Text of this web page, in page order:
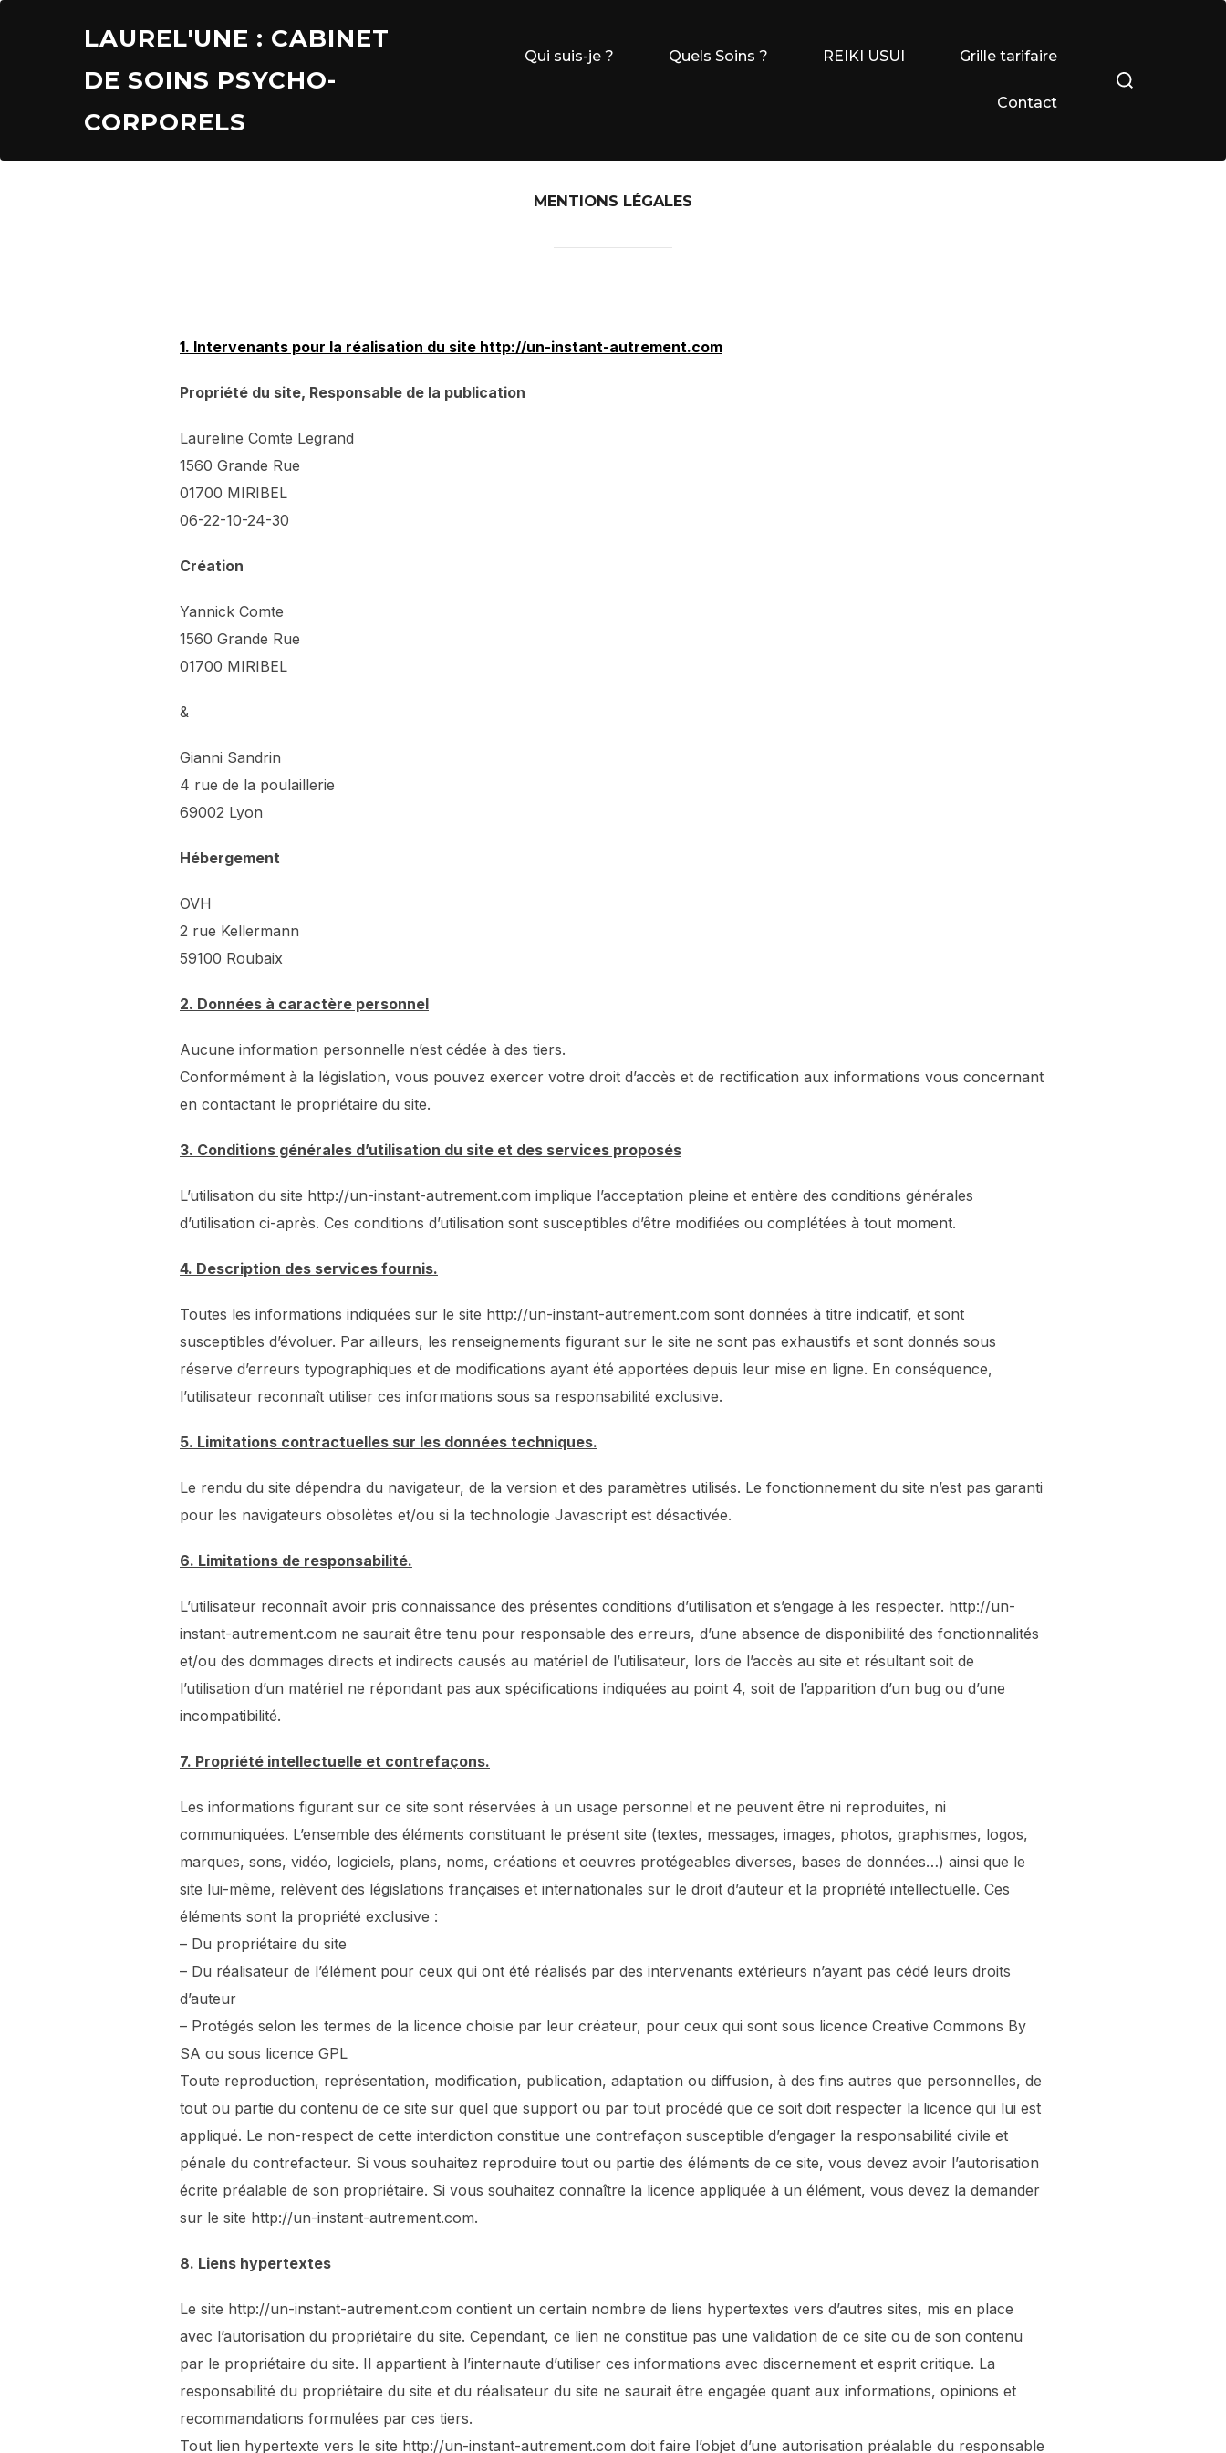
LAUREL'UNE : CABINET
DE SOINS PSYCHO-
CORPORELS
Qui suis-je ? Quels Soins ? REIKI USUI Grille tarifaire
Contact
Rechercher :
MENTIONS LÉGALES
1. Intervenants pour la réalisation du site http://un-instant-autrement.com
Propriété du site, Responsable de la publication
Laureline Comte Legrand
1560 Grande Rue
01700 MIRIBEL
06-22-10-24-30
Création
Yannick Comte
1560 Grande Rue
01700 MIRIBEL
&
Gianni Sandrin
4 rue de la poulaillerie
69002 Lyon
Hébergement
OVH
2 rue Kellermann
59100 Roubaix
2. Données à caractère personnel
Aucune information personnelle n’est cédée à des tiers.
Conformément à la législation, vous pouvez exercer votre droit d’accès et de rectification aux informations vous concernant
en contactant le propriétaire du site.
3. Conditions générales d’utilisation du site et des services proposés
L’utilisation du site http://un-instant-autrement.com implique l’acceptation pleine et entière des conditions générales
d’utilisation ci-après. Ces conditions d’utilisation sont susceptibles d’être modifiées ou complétées à tout moment.
4. Description des services fournis.
Toutes les informations indiquées sur le site http://un-instant-autrement.com sont données à titre indicatif, et sont
susceptibles d’évoluer. Par ailleurs, les renseignements figurant sur le site ne sont pas exhaustifs et sont donnés sous
réserve d’erreurs typographiques et de modifications ayant été apportées depuis leur mise en ligne. En conséquence,
l’utilisateur reconnaît utiliser ces informations sous sa responsabilité exclusive.
5. Limitations contractuelles sur les données techniques.
Le rendu du site dépendra du navigateur, de la version et des paramètres utilisés. Le fonctionnement du site n’est pas garanti
pour les navigateurs obsolètes et/ou si la technologie Javascript est désactivée.
6. Limitations de responsabilité.
L’utilisateur reconnaît avoir pris connaissance des présentes conditions d’utilisation et s’engage à les respecter. http://un-
instant-autrement.com ne saurait être tenu pour responsable des erreurs, d’une absence de disponibilité des fonctionnalités
et/ou des dommages directs et indirects causés au matériel de l’utilisateur, lors de l’accès au site et résultant soit de
l’utilisation d’un matériel ne répondant pas aux spécifications indiquées au point 4, soit de l’apparition d’un bug ou d’une
incompatibilité.
7. Propriété intellectuelle et contrefaçons.
Les informations figurant sur ce site sont réservées à un usage personnel et ne peuvent être ni reproduites, ni
communiquées. L’ensemble des éléments constituant le présent site (textes, messages, images, photos, graphismes, logos,
marques, sons, vidéo, logiciels, plans, noms, créations et oeuvres protégeables diverses, bases de données…) ainsi que le
site lui-même, relèvent des législations françaises et internationales sur le droit d’auteur et la propriété intellectuelle. Ces
éléments sont la propriété exclusive :
– Du propriétaire du site
– Du réalisateur de l’élément pour ceux qui ont été réalisés par des intervenants extérieurs n’ayant pas cédé leurs droits
d’auteur
– Protégés selon les termes de la licence choisie par leur créateur, pour ceux qui sont sous licence Creative Commons By
SA ou sous licence GPL
Toute reproduction, représentation, modification, publication, adaptation ou diffusion, à des fins autres que personnelles, de
tout ou partie du contenu de ce site sur quel que support ou par tout procédé que ce soit doit respecter la licence qui lui est
appliqué. Le non-respect de cette interdiction constitue une contrefaçon susceptible d’engager la responsabilité civile et
pénale du contrefacteur. Si vous souhaitez reproduire tout ou partie des éléments de ce site, vous devez avoir l’autorisation
écrite préalable de son propriétaire. Si vous souhaitez connaître la licence appliquée à un élément, vous devez la demander
sur le site http://un-instant-autrement.com.
8. Liens hypertextes
Le site http://un-instant-autrement.com contient un certain nombre de liens hypertextes vers d’autres sites, mis en place
avec l’autorisation du propriétaire du site. Cependant, ce lien ne constitue pas une validation de ce site ou de son contenu
par le propriétaire du site. Il appartient à l’internaute d’utiliser ces informations avec discernement et esprit critique. La
responsabilité du propriétaire du site et du réalisateur du site ne saurait être engagée quant aux informations, opinions et
recommandations formulées par ces tiers.
Tout lien hypertexte vers le site http://un-instant-autrement.com doit faire l’objet d’une autorisation préalable du responsable